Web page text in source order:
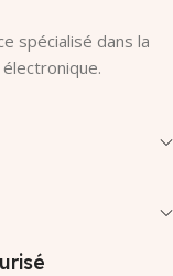
spécialisé dans la